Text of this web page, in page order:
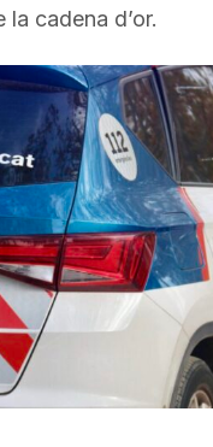
la cadena d’or.